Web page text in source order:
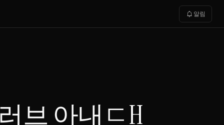
notifications 알림
브 아내ㄷH